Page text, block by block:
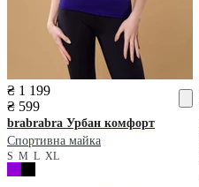
₴ 1 199
₴ 599
brabrabra Урбан комфорт
Спортивна майка
S M L XL